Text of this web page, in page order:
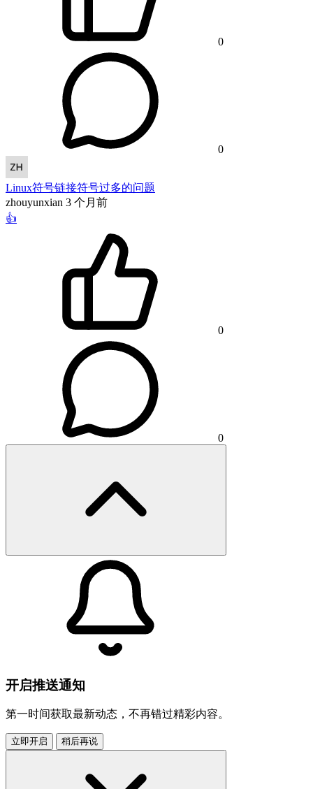
0
0
Linux符号链接符号过多的问题
zhouyunxian 3 个月前
👍
0
0
开启推送通知
第一时间获取最新动态，不再错过精彩内容。
立即开启 稍后再说